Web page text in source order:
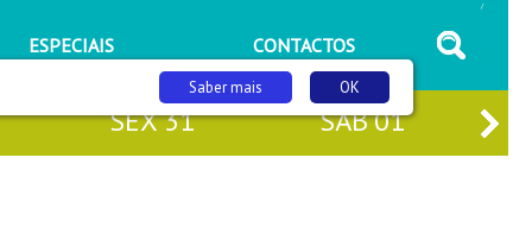
ESPECIAIS CONTACTOS
/
SEX31 SÁB01
OK
Saber mais